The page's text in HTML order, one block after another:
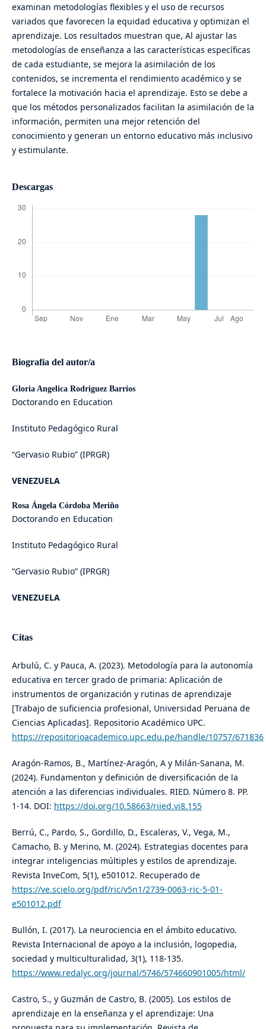
examinan metodologías flexibles y el uso de recursos
variados que favorecen la equidad educativa y optimizan el
aprendizaje. Los resultados muestran que, Al ajustar las
metodologías de enseñanza a las características específicas
de cada estudiante, se mejora la asimilación de los
contenidos, se incrementa el rendimiento académico y se
fortalece la motivación hacia el aprendizaje. Esto se debe a
que los métodos personalizados facilitan la asimilación de la
información, permiten una mejor retención del
conocimiento y generan un entorno educativo más inclusivo
y estimulante.
Descargas
Biografía del autor/a
Gloria Angelica Rodriguez Barrios
Doctorando en Education
Instituto Pedagógico Rural
“Gervasio Rubio” (IPRGR)
VENEZUELA
Rosa Ángela Córdoba Meriño
Doctorando en Education
Instituto Pedagógico Rural
“Gervasio Rubio” (IPRGR)
VENEZUELA
Citas
Arbulú, C. y Pauca, A. (2023). Metodología para la autonomía
educativa en tercer grado de primaria: Aplicación de
instrumentos de organización y rutinas de aprendizaje
[Trabajo de suficiencia profesional, Universidad Peruana de
Ciencias Aplicadas]. Repositorio Académico UPC.
https://repositorioacademico.upc.edu.pe/handle/10757/671836
Aragón-Ramos, B., Martínez-Aragón, A y Milán-Sanana, M.
(2024). Fundamenton y definición de diversificación de la
atención a las diferencias individuales. RIED. Número 8. PP.
1-14. DOI: https://doi.org/10.58663/riied.vi8.155
Berrú, C., Pardo, S., Gordillo, D., Escaleras, V., Vega, M.,
Camacho, B. y Merino, M. (2024). Estrategias docentes para
integrar inteligencias múltiples y estilos de aprendizaje.
Revista InveCom, 5(1), e501012. Recuperado de
https://ve.scielo.org/pdf/ric/v5n1/2739-0063-ric-5-01-
e501012.pdf
Bullón, I. (2017). La neurociencia en el ámbito educativo.
Revista Internacional de apoyo a la inclusión, logopedia,
sociedad y multiculturalidad, 3(1), 118-135.
https://www.redalyc.org/journal/5746/574660901005/html/
Castro, S., y Guzmán de Castro, B. (2005). Los estilos de
aprendizaje en la enseñanza y el aprendizaje: Una